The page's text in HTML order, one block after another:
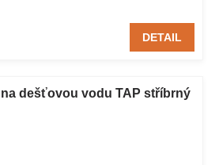
DETAIL
dešťovou vodu TAP stříbrný